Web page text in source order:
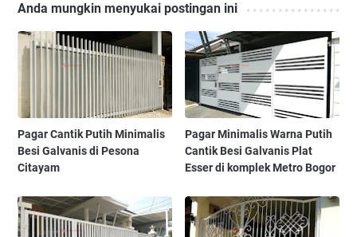
Anda mungkin menyukai postingan ini
Pagar Cantik Putih Minimalis
Besi Galvanis di Pesona
Citayam
Pagar Minimalis Warna Putih
Cantik Besi Galvanis Plat
Esser di komplek Metro Bogor